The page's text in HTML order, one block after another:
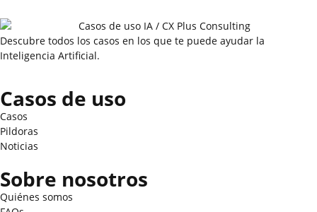
Descubre todos los casos en los que te puede ayudar la
Inteligencia Artificial.
Casos de uso
Casos
Pildoras
Noticias
Sobre nosotros
Quiénes somos